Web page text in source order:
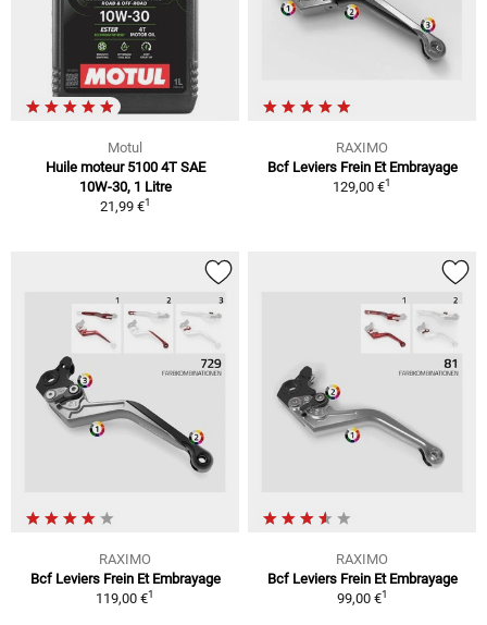
Motul
Huile moteur 5100 4T SAE
10W-30, 1 Litre
21,99 €1
RAXIMO
Bcf Leviers Frein Et Embrayage
129,00 €1
RAXIMO
Bcf Leviers Frein Et Embrayage
119,00 €1
RAXIMO
Bcf Leviers Frein Et Embrayage
99,00 €1